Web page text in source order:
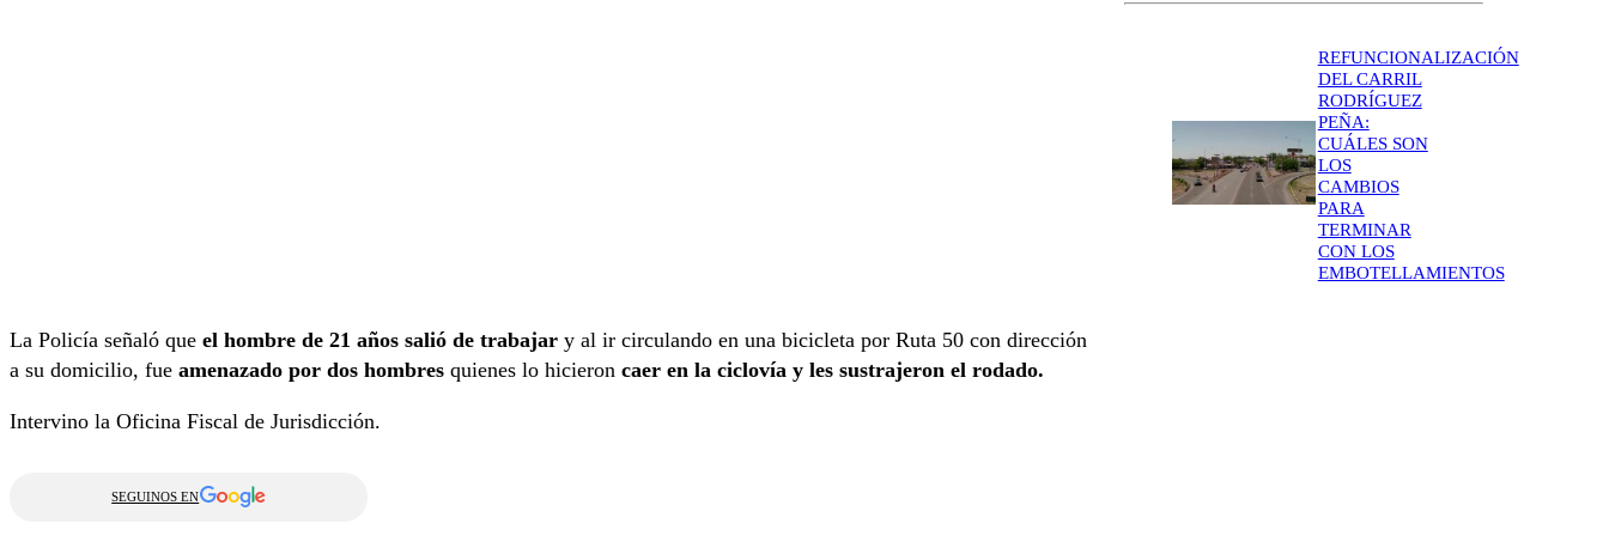
La Policía señaló que el hombre de 21 años salió de trabajar y al ir circulando en una bicicleta por Ruta 50 con dirección
a su domicilio, fue amenazado por dos hombres quienes lo hicieron caer en la ciclovía y les sustrajeron el rodado.
Intervino la Oficina Fiscal de Jurisdicción.
SEGUINOS EN
REFUNCIONALIZACIÓN
DEL CARRIL
RODRÍGUEZ
PEÑA:
CUÁLES SON
LOS
CAMBIOS
PARA
TERMINAR
CON LOS
EMBOTELLAMIENTOS